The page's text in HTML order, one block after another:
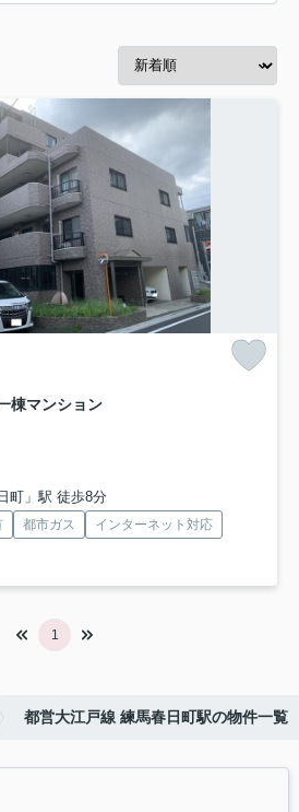
棟マンション
町」駅 徒歩8分
都市ガス
インターネット対応
1
都営大江戸線 練馬春日町駅の物件一覧